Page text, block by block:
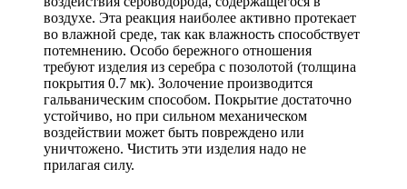
воздухе. Эта реакция наиболее активно протекает
во влажной среде, так как влажность способствует
потемнению. Особо бережного отношения
требуют изделия из серебра с позолотой (толщина
покрытия 0.7 мк). Золочение производится
гальваническим способом. Покрытие достаточно
устойчиво, но при сильном механическом
воздействии может быть повреждено или
уничтожено. Чистить эти изделия надо не
прилагая силу.